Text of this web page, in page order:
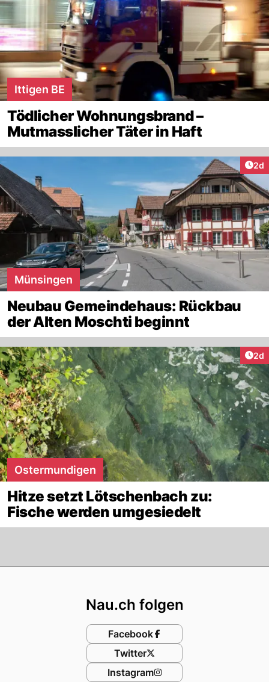
Ittigen BE
Tödlicher Wohnungsbrand –
Mutmasslicher Täter in Haft
2d
Münsingen
Neubau Gemeindehaus: Rückbau
der Alten Moschti beginnt
2d
Ostermundigen
Hitze setzt Lötschenbach zu:
Fische werden umgesiedelt
Nau.ch folgen
Facebook
Twitter
Instagram